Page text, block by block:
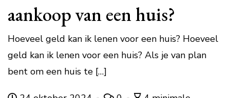
aankoop van een huis?
Hoeveel geld kan ik lenen voor een huis? Hoeveel
geld kan ik lenen voor een huis? Als je van plan
bent om een huis te […]